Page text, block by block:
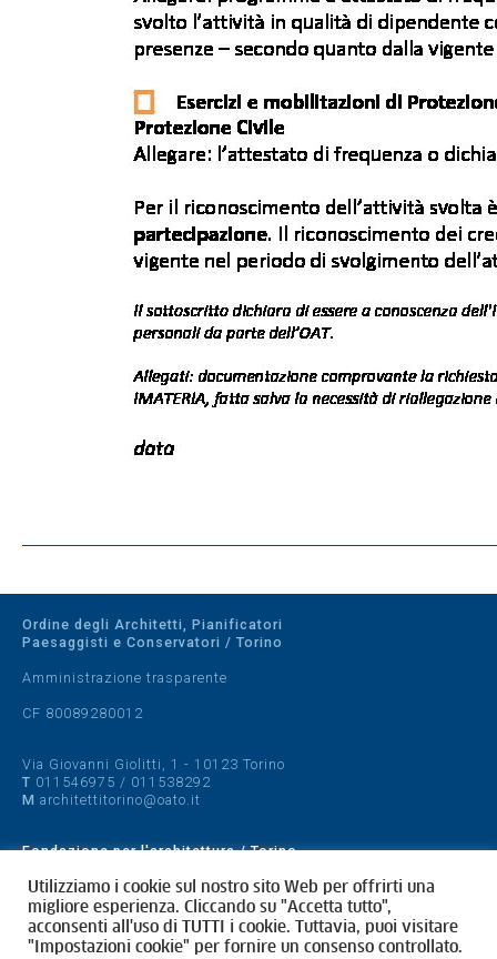
Ordine degli Architetti, Pianificatori
Paesaggisti e Conservatori / Torino
Amministrazione trasparente
CF 80089280012
Via Giovanni Giolitti, 1 - 10123 Torino
T 011546975 / 011538292
M architettitorino@oato.it
Fondazione per l'architettura / Torino
Designed by quattrolinee.it
Cookie Policy
Privacy Policy
Utilizziamo i cookie sul nostro sito Web per offrirti una
migliore esperienza. Cliccando su "Accetta tutto",
acconsenti all'uso di TUTTI i cookie. Tuttavia, puoi visitare
"Impostazioni cookie" per fornire un consenso controllato.